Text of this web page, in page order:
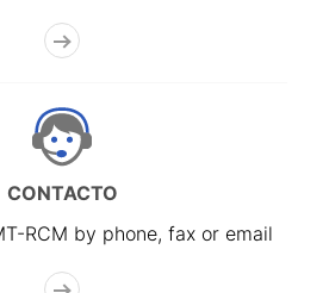
CONTACTO
RCM by phone, fax or email